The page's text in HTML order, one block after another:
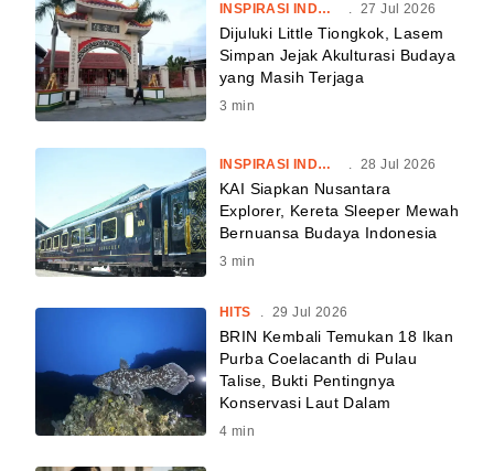
INSPIRASI INDONESIA . 27 Jul 2026
Dijuluki Little Tiongkok, Lasem
Simpan Jejak Akulturasi Budaya
yang Masih Terjaga
3 min
INSPIRASI INDONESIA 28 Jul 2026
KAI Siapkan Nusantara
Explorer, Kereta Sleeper Mewah
Bernuansa Budaya Indonesia
3 min
HITS 29 Jul 2026
BRIN Kembali Temukan 18 Ikan
Purba Coelacanth di Pulau
Talise, Bukti Pentingnya
Konservasi Laut Dalam
4 min